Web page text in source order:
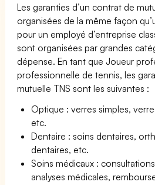
Les garanties d’un contrat de
organisées de la même façon
pour un employé d’entreprise
sont organisées par grandes
dépense. En tant que Joueur
professionnelle de tennis, les
mutuelle TNS sont les suivantes :
Optique : verres simples,
etc.
Dentaire : soins dentaires,
dentaires, etc.
Soins médicaux :
analyses médicales,